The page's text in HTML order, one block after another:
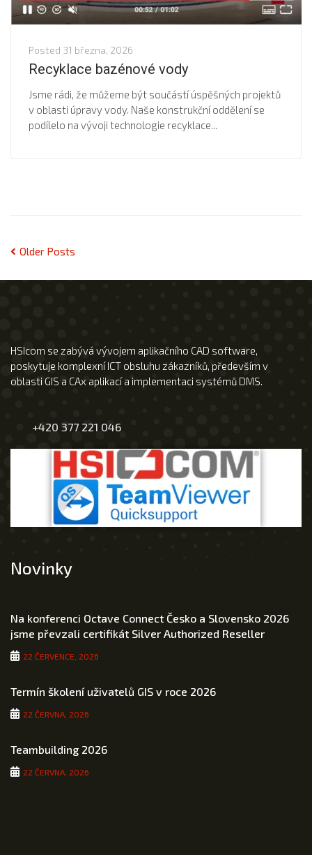
Posted 31 března, 2026
Recyklace bazénové vody
Jsme rádi, že můžeme být součástí úspěšných projektů
v oblasti úpravy vody. Naše konstrukční oddělení se
podílelo na vývoji technologie recyklace...
Older Posts
HSIcom se zabývá vývojem aplikačního CAD software,
poskytuje komplexní ICT obsluhu zákazníků, především v
oblasti GIS a CAx aplikací a implementaci systémů DMS.
+420 377 221 046
Novinky
Na konferenci Octave Connect Česko a Slovensko 2026
jsme převzali certifikát Silver Authorized Reseller
22 ČERVENCE, 2026
Termín školení uživatelů GIS v roce 2026
22 ČERVNA, 2026
Teambuilding 2026
22 ČERVNA, 2026